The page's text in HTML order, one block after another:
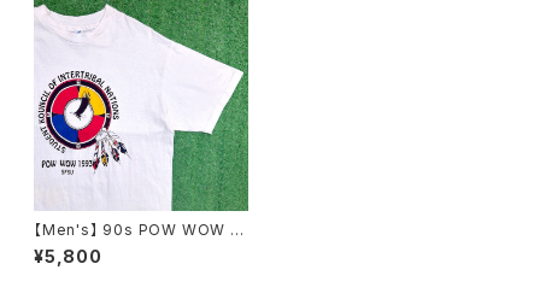
【Men's】 90s POW WOW ネ
イティブアメリカン モチーフ T
シャツ / アメリカ製 USA製 90
¥5,800